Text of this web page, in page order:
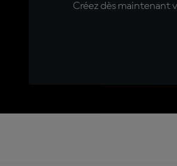
Créez dès maintenant